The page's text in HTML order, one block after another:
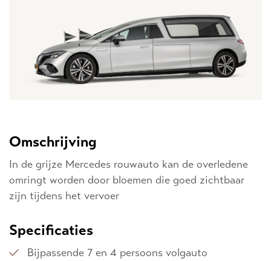
Omschrijving
In de grijze Mercedes rouwauto kan de overledene
omringt worden door bloemen die goed zichtbaar
zijn tijdens het vervoer
Specificaties
Bijpassende 7 en 4 persoons volgauto